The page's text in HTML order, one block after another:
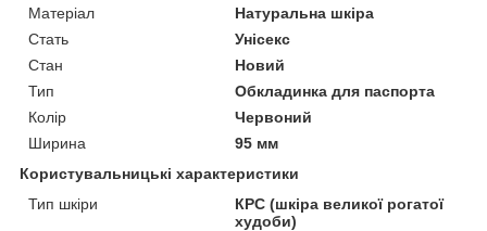
Матеріал
Натуральна шкіра
Стать
Унісекс
Стан
Новий
Тип
Обкладинка для паспорта
Колір
Червоний
Ширина
95 мм
Користувальницькі характеристики
Тип шкіри
КРС (шкіра великої рогатої
худоби)